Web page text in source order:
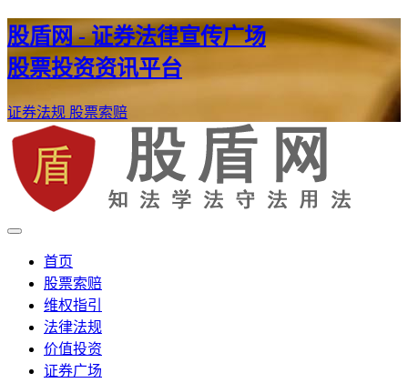
股盾网 - 证券法律宣传广场
股票投资资讯平台
证券法规 股票索赔
股盾网
证券股票维权网
首页
股票索赔
维权指引
法律法规
价值投资
证券广场